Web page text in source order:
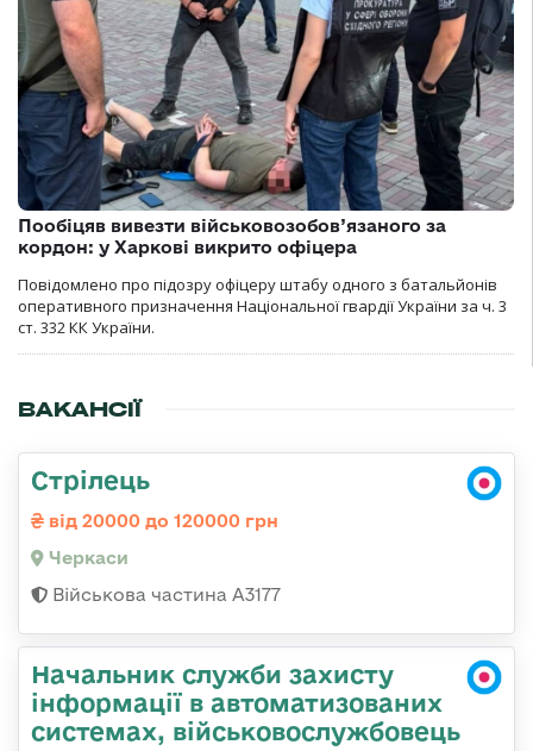
Пообіцяв вивезти військовозобов’язаного за
кордон: у Харкові викрито офіцера
Повідомлено про підозру офіцеру штабу одного з батальйонів
оперативного призначення Національної гвардії України за ч. 3
ст. 332 КК України.
ВАКАНСІЇ
Стрілець
від 20000 до 120000 грн
Черкаси
Військова частина А3177
Начальник служби захисту
інформації в автоматизованих
системах, військовослужбовець